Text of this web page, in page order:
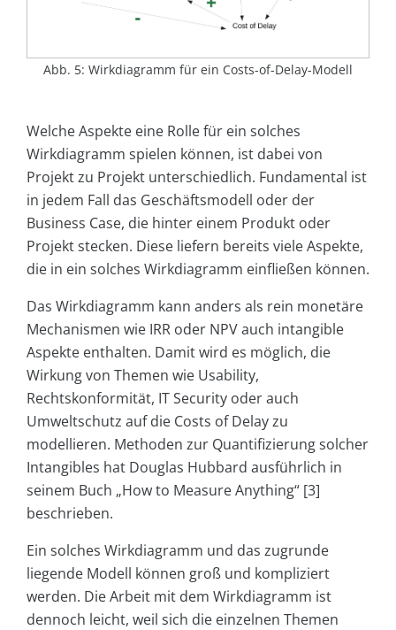
Abb. 5: Wirkdiagramm für ein Costs-of-Delay-Modell
Welche Aspekte eine Rolle für ein solches
Wirkdiagramm spielen können, ist dabei von
Projekt zu Projekt unterschiedlich. Fundamental ist
in jedem Fall das Geschäftsmodell oder der
Business Case, die hinter einem Produkt oder
Projekt stecken. Diese liefern bereits viele Aspekte,
die in ein solches Wirkdiagramm einfließen können.
Das Wirkdiagramm kann anders als rein monetäre
Mechanismen wie IRR oder NPV auch intangible
Aspekte enthalten. Damit wird es möglich, die
Wirkung von Themen wie Usability,
Rechtskonformität, IT Security oder auch
Umweltschutz auf die Costs of Delay zu
modellieren. Methoden zur Quantifizierung solcher
Intangibles hat Douglas Hubbard ausführlich in
seinem Buch „How to Measure Anything“ [3]
beschrieben.
Ein solches Wirkdiagramm und das zugrunde
liegende Modell können groß und kompliziert
werden. Die Arbeit mit dem Wirkdiagramm ist
dennoch leicht, weil sich die einzelnen Themen